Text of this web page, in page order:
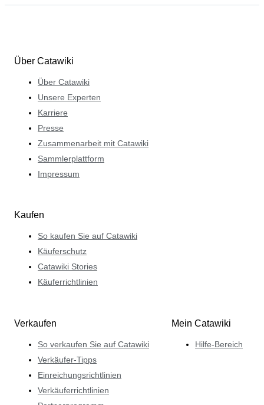
Über Catawiki
Über Catawiki
Unsere Experten
Karriere
Presse
Zusammenarbeit mit Catawiki
Sammlerplattform
Impressum
Kaufen
So kaufen Sie auf Catawiki
Käuferschutz
Catawiki Stories
Käuferrichtlinien
Verkaufen
So verkaufen Sie auf Catawiki
Verkäufer-Tipps
Einreichungsrichtlinien
Verkäuferrichtlinien
Mein Catawiki
Hilfe-Bereich